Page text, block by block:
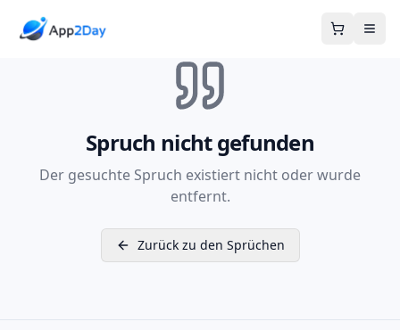
Spruch nicht gefunden
Der gesuchte Spruch existiert nicht oder wurde
entfernt.
Zurück zu den Sprüchen